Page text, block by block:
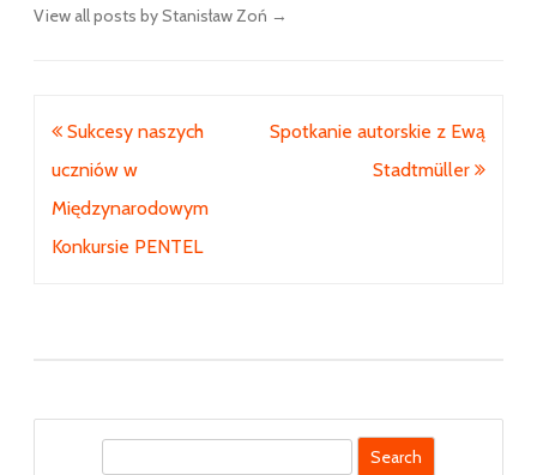
View all posts by Stanisław Zoń →
Nawigacja
wpisu
Sukcesy naszych
uczniów w
Międzynarodowym
Konkursie PENTEL
Spotkanie autorskie z Ewą
Stadtmüller